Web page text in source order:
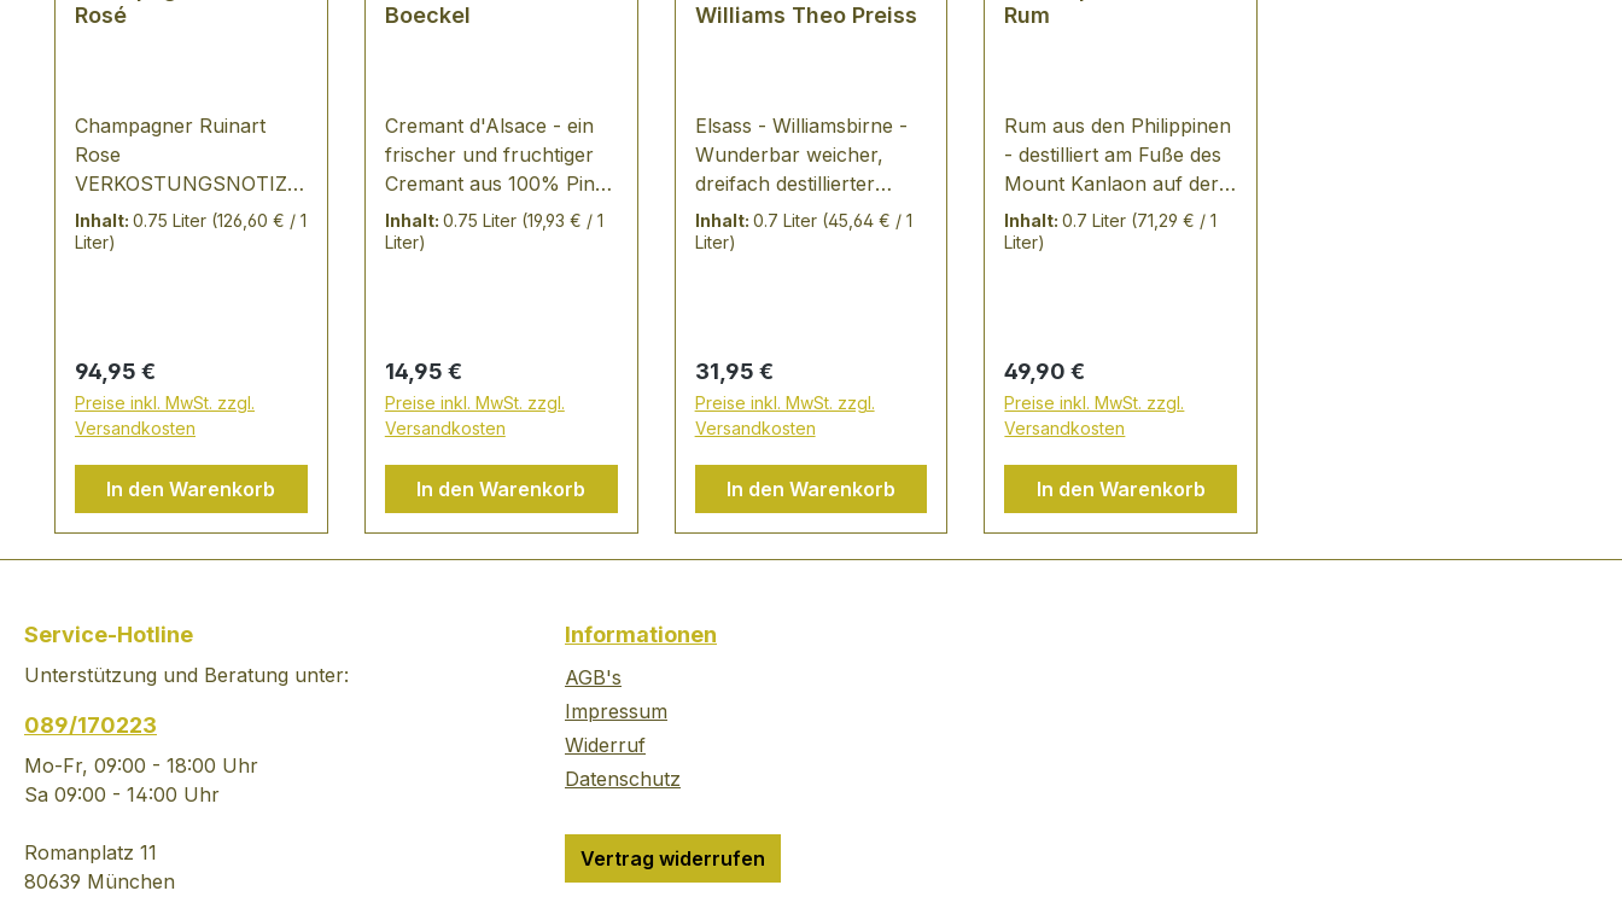
Rosé
Champagner Ruinart
Rose
VERKOSTUNGSNOTIZ:
eine Cuvée aus 45%
Chardonnay aus
nach roten Beeren,
lebhaft, weinig,
vollmundig und
langanhaltend, in der
gelblichen Reflexen DIE
CUVÈES VON RUINART
Am Anfang war die
rein. Ihre Finesse gibt
den Ton an. Der
Geschmack ist das
Ergebnis einer
Philosophie, die gestern
Zielsetzungen verfolgt:
Originalität,
Inhalt: 0.75 Liter (126,60 € / 1
Liter)
Regulärer Preis:
94,95 €
Preise inkl. MwSt. zzgl.
Versandkosten
In den Warenkorb
Boeckel
Cremant d'Alsace - ein
frischer und fruchtiger
Cremant aus 100% Pinot
blanc (Weißburgunder)
Inhalt: 0.75 Liter (19,93 € / 1
Liter)
Regulärer Preis:
14,95 €
Preise inkl. MwSt. zzgl.
Versandkosten
In den Warenkorb
Williams Theo Preiss
Elsass - Williamsbirne -
Wunderbar weicher,
dreifach destillierter
Brand aus dem Hause
Theo Preiss/Mittelwhir -
Inhalt: 0.7 Liter (45,64 € / 1
Liter)
Regulärer Preis:
31,95 €
Preise inkl. MwSt. zzgl.
Versandkosten
In den Warenkorb
Rum
Rum aus den Philippinen
- destilliert am Fuße des
Mount Kanlaon auf der
Insel Negros,
PhilippinenDon Papa ist
einem Helden der
Revolution und
Schamanen von der
Insel Negros, die auch
von Don Papa Rum ist.
An den Ausläufern des
Vulkans Mount Kanlaon
Inhalt:0.7 Liter (71,29 € / 1
Liter)
Regulärer Preis:
49,90 €
Preise inkl. MwSt. zzgl.
Versandkosten
In den Warenkorb
Service-Hotline
Unterstützung und Beratung unter:
089/170223
Mo-Fr, 09:00 - 18:00 Uhr
Sa 09:00 - 14:00 Uhr
Romanplatz 11
80639 München
Informationen
AGB's
Impressum
Widerruf
Datenschutz
Vertrag widerrufen